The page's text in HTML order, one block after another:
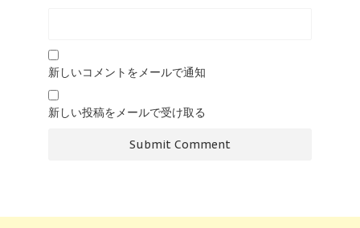
新しいコメントをメールで通知
新しい投稿をメールで受け取る